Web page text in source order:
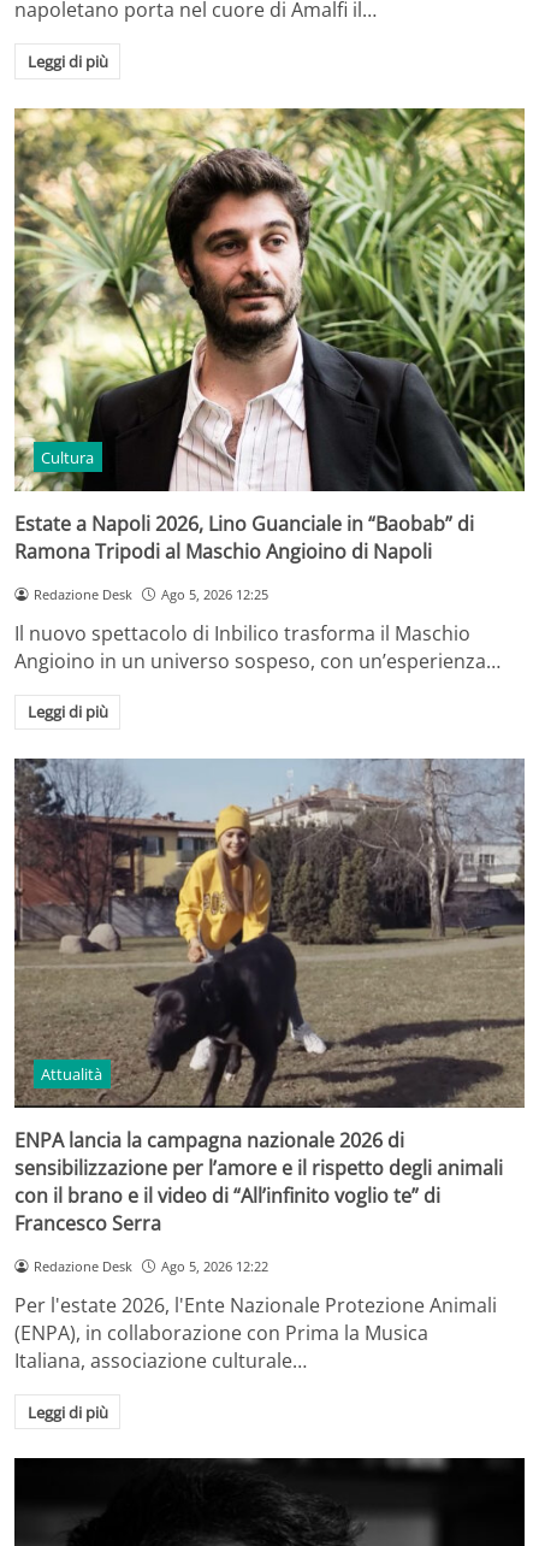
napoletano porta nel cuore di Amalfi il…
Leggi di più
Cultura
Estate a Napoli 2026, Lino Guanciale in “Baobab” di
Ramona Tripodi al Maschio Angioino di Napoli
Redazione Desk Ago 5, 2026 12:25
Il nuovo spettacolo di Inbilico trasforma il Maschio
Angioino in un universo sospeso, con un’esperienza…
Leggi di più
Attualità
ENPA lancia la campagna nazionale 2026 di
sensibilizzazione per l’amore e il rispetto degli animali
con il brano e il video di “All’infinito voglio te” di
Francesco Serra
Redazione Desk Ago 5, 2026 12:22
Per l'estate 2026, l'Ente Nazionale Protezione Animali
(ENPA), in collaborazione con Prima la Musica
Italiana, associazione culturale…
Leggi di più